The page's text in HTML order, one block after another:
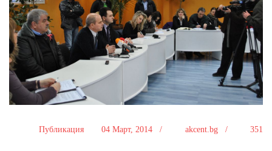
Публикация 04 Март, 2014 / akcent.bg / 351